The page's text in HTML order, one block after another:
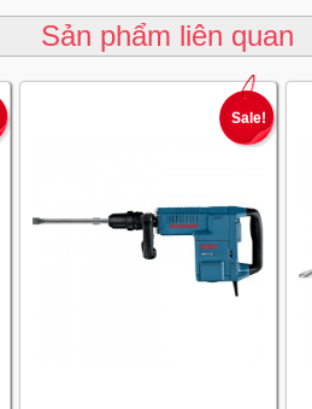
Sản phẩm liên quan
Sale!